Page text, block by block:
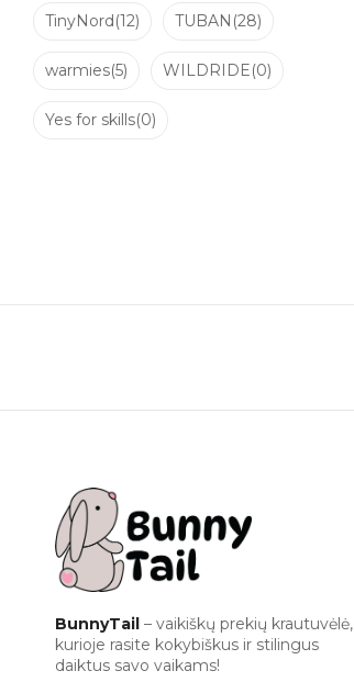
TinyNord(12) TUBAN (28)
warmies(5) WILDRIDE(0)
Yes for skills(0)
BunnyTail – vaikiškų prekių krautuvėlė,
kurioje rasite kokybiškus ir stilingus
daiktus savo vaikams!